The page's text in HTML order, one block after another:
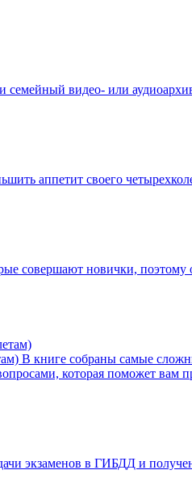
семейный видео- или
аппетит своего
совершают новички, поэтому
В книге собраны самые
которая поможет вам
экзаменов в ГИБДД и